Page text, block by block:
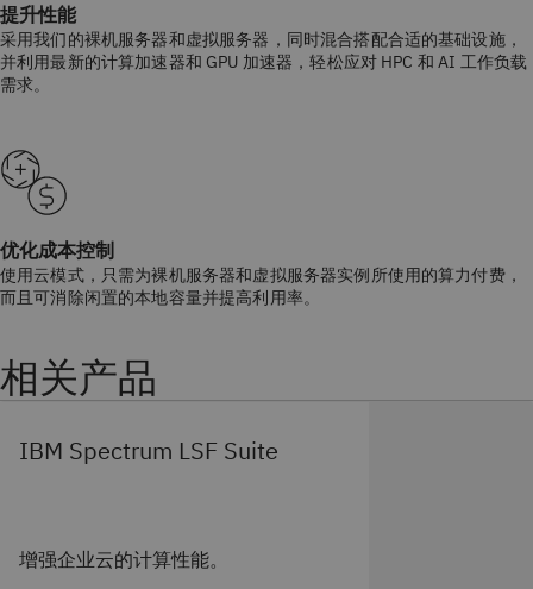
提升性能
采用我们的裸机服务器和虚拟服务器，同时混合搭配合适的基础设施，
并利用最新的计算加速器和 GPU 加速器，轻松应对 HPC 和 AI 工作负载
需求。
优化成本控制
使用云模式，只需为裸机服务器和虚拟服务器实例所使用的算力付费，
而且可消除闲置的本地容量并提高利用率。
相关产品
IBM Spectrum LSF Suite
增强企业云的计算性能。